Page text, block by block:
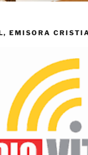
EMISORA